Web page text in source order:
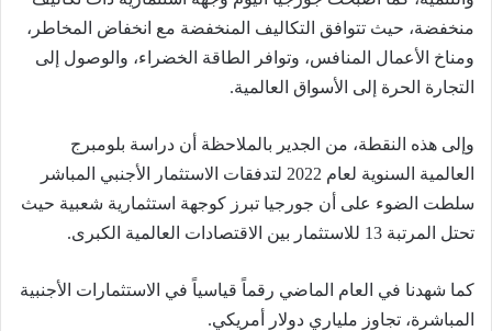
منخفضة، حيث تتوافق التكاليف المنخفضة مع انخفاض المخاطر،
ومناخ الأعمال المنافس، وتوافر الطاقة الخضراء، والوصول إلى
التجارة الحرة إلى الأسواق العالمية.
وإلى هذه النقطة، من الجدير بالملاحظة أن دراسة بلومبرج
العالمية السنوية لعام 2022 لتدفقات الاستثمار الأجنبي المباشر
سلطت الضوء على أن جورجيا تبرز كوجهة استثمارية شعبية حيث
تحتل المرتبة 13 للاستثمار بين الاقتصادات العالمية الكبرى.
كما شهدنا في العام الماضي رقماً قياسياً في الاستثمارات الأجنبية
المباشرة، تجاوز ملياري دولار أمريكي.